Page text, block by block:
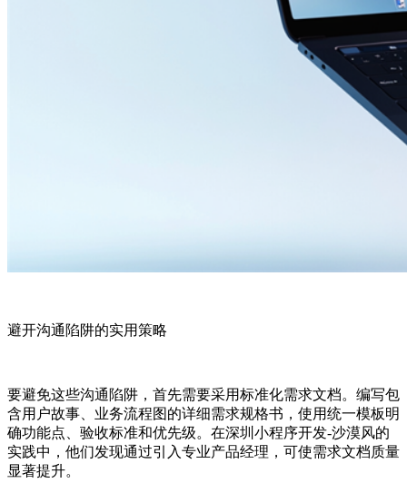
避开沟通陷阱的实用策略
要避免这些沟通陷阱，首先需要采用标准化需求文档。编写包
含用户故事、业务流程图的详细需求规格书，使用统一模板明
确功能点、验收标准和优先级。在深圳小程序开发-沙漠风的
实践中，他们发现通过引入专业产品经理，可使需求文档质量
显著提升。